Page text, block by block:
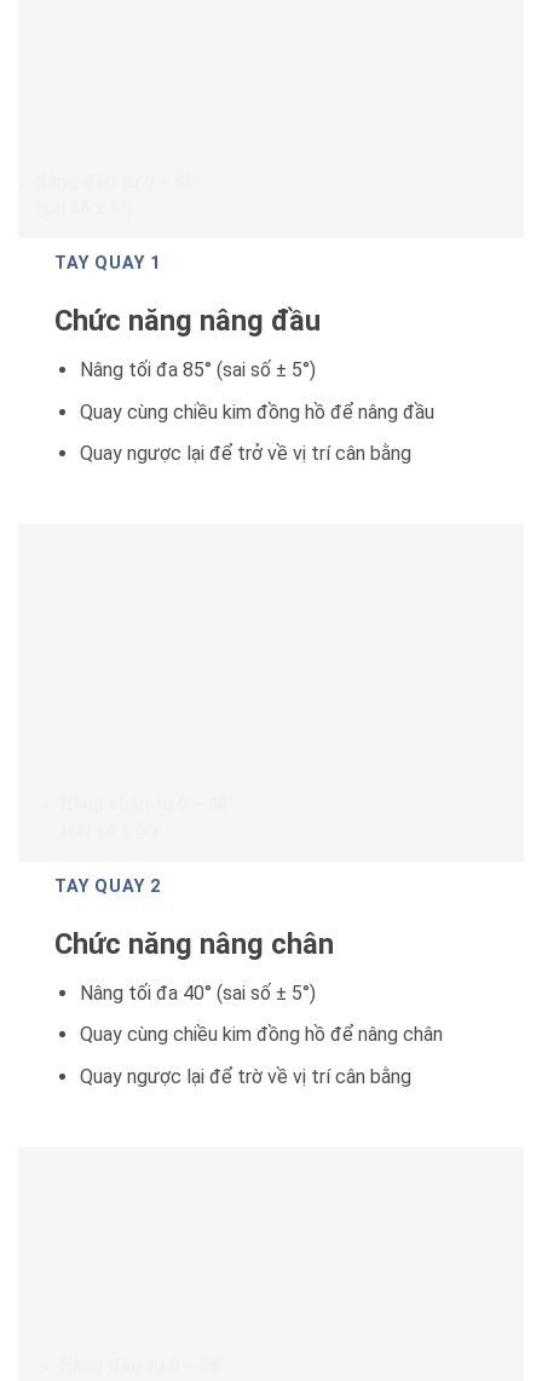
TAY QUAY 1
Chức năng nâng đầu
Nâng tối đa 85° (sai số ± 5°)
Quay cùng chiều kim đồng hồ để nâng đầu
Quay ngược lại để trở về vị trí cân bằng
TAY QUAY 2
Chức năng nâng chân
Nâng tối đa 40° (sai số ± 5°)
Quay cùng chiều kim đồng hồ để nâng chân
Quay ngược lại để trờ về vị trí cân bằng